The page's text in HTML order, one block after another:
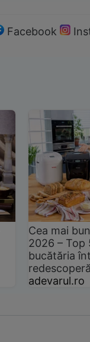
Facebook
Cea mai
2026 –
bucătăria
adevarul.ro